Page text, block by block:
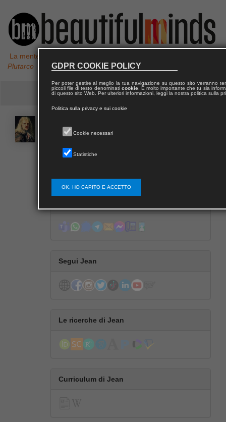
La mente non è un vaso da riempire, ma un fuoco da accendere,
Plutarco
Jean
Pagina Wikipedia di Jean Donneau de Visé
Segui Jean
Le ricerche di Jean
Curriculum di Jean
GDPR COOKIE POLICY
Per poter gestire al meglio la tua navigazione su questo sito verranno
piccoli file di testo denominati cookie. È molto importante che tu sia
di questo sito Web. Per ulteriori informazioni, leggi la nostra politica sulla
Politica sulla privacy e sui cookie
Cookie necessari
Statistiche
OK, HO CAPITO E ACCETTO